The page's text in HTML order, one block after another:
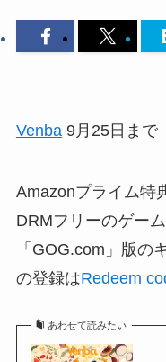
Venba9月25日まで
Amazonプライム特
DRMフリーのゲー
「GOG.com」版の
の登録はRedeem
あわせて読みたい